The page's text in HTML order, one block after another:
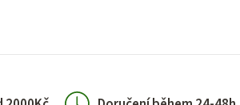
v
p